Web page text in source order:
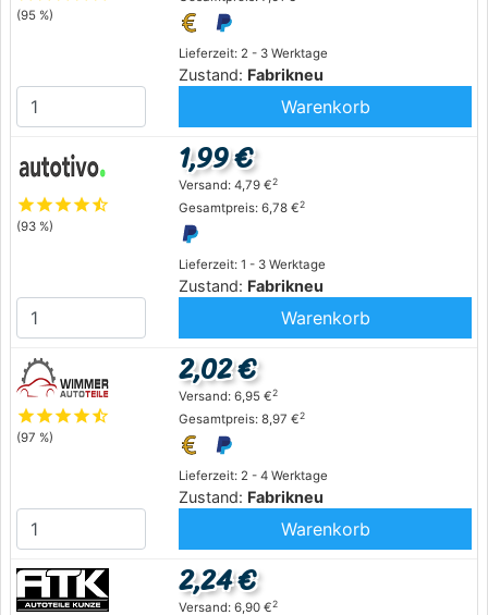
(95 %)
Lieferzeit: 2 - 3 Werktage
Zustand: Fabrikneu
Warenkorb
starstarstarstarstar_half
(93 %)
Lieferzeit: 1 - 3 Werktage
Zustand: Fabrikneu
1,99 €
Versand: 4,79 €2
Gesamtpreis: 6,78 €2
Warenkorb
starstarstarstarstar_half
(97 %)
Lieferzeit: 2 - 4 Werktage
Zustand: Fabrikneu
2,02 €
Versand: 6,95 €2
Gesamtpreis: 8,97 €2
Warenkorb
2,24 €
Versand: 6,90 €2